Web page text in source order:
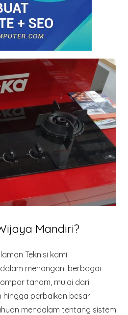
Mandiri?
Teknisi kami
menangani berbagai
tanam, mulai dari
perbaikan besar.
mendalam tentang sistem